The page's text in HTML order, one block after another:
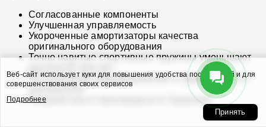
Согласованные компоненты
Улучшенная управляемость
Укороченные амортизаторы качества
оригинального оборудования
Точно навитые спортивные пружины уменьшают
Регулируемое демпфирование в зависимости от
применения
Разработано и произведено в Германии
Веб-сайт использует куки для повышения удобства посетителей и для
совершенствования своих сервисов
Подробнее
Принять